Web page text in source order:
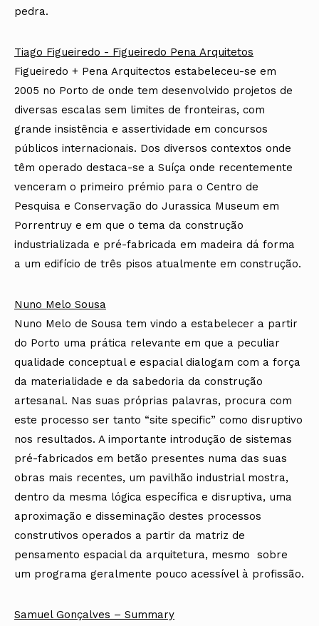
pedra.
Tiago Figueiredo - Figueiredo Pena Arquitetos
Figueiredo + Pena Arquitectos estabeleceu-se em
2005 no Porto de onde tem desenvolvido projetos de
diversas escalas sem limites de fronteiras, com
grande insistência e assertividade em concursos
públicos internacionais. Dos diversos contextos onde
têm operado destaca-se a Suíça onde recentemente
venceram o primeiro prémio para o Centro de
Pesquisa e Conservação do Jurassica Museum em
Porrentruy e em que o tema da construção
industrializada e pré-fabricada em madeira dá forma
a um edifício de três pisos atualmente em construção.
Nuno Melo Sousa
Nuno Melo de Sousa tem vindo a estabelecer a partir
do Porto uma prática relevante em que a peculiar
qualidade conceptual e espacial dialogam com a força
da materialidade e da sabedoria da construção
artesanal. Nas suas próprias palavras, procura com
este processo ser tanto “site specific” como disruptivo
nos resultados. A importante introdução de sistemas
pré-fabricados em betão presentes numa das suas
obras mais recentes, um pavilhão industrial mostra,
dentro da mesma lógica específica e disruptiva, uma
aproximação e disseminação destes processos
construtivos operados a partir da matriz de
pensamento espacial da arquitetura, mesmo sobre
um programa geralmente pouco acessível à profissão.
Samuel Gonçalves – Summary